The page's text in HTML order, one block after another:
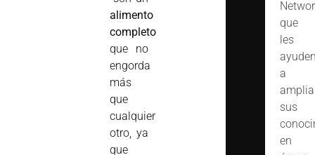
alimento
completo
que no
engorda
más
que
cualquier
otro, ya
que
que
les
a
sus
en